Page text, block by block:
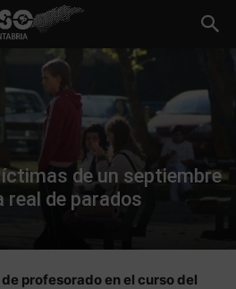
de un septiembre
de parados
profesorado en el curso del